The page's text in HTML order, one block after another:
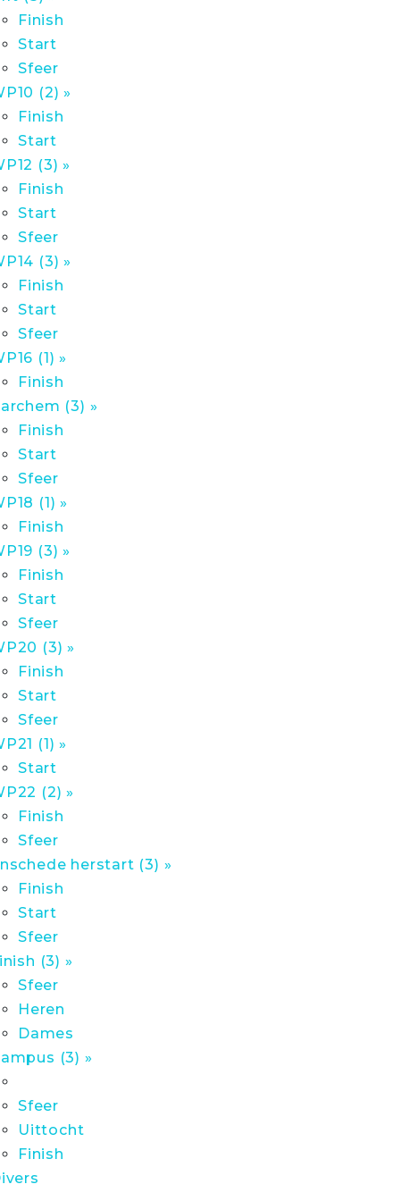
Finish
Start
Sfeer
(2) »
Finish
Start
(3) »
Finish
Start
Sfeer
(3) »
Finish
Start
Sfeer
(1) »
Finish
(3) »
Finish
Start
Sfeer
(1) »
Finish
(3) »
Finish
Start
Sfeer
(3) »
Finish
Start
Sfeer
(1) »
Start
(2) »
Finish
Sfeer
herstart (3) »
Finish
Start
Sfeer
(3) »
Sfeer
Heren
Dames
(3) »
Sfeer
Uittocht
Finish